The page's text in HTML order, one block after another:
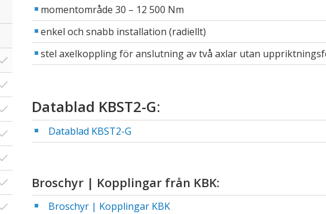
Visa/Göm undermeny
Visa/Göm undermeny
Visa/Göm undermeny
Visa/Göm undermeny
Visa/Göm undermeny
Visa/Göm undermeny
Visa/Göm undermeny
momentområde 30 – 12 500 Nm
enkel och snabb installation (radiellt)
stel axelkoppling för anslutning av två axlar utan
Datablad KBST2-G:
Datablad KBST2-G
Broschyr | Kopplingar från KBK:
Broschyr | Kopplingar KBK